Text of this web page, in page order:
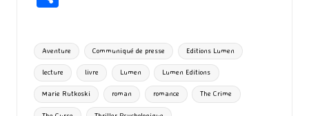
o
o
k
d
o
n
l
ky bl
r
ta
g
er
Tags:
Aventure Communiqué de presse Editions Lumen
lecture livre Lumen Lumen Editions
Marie Rutkoski roman romance The Crime